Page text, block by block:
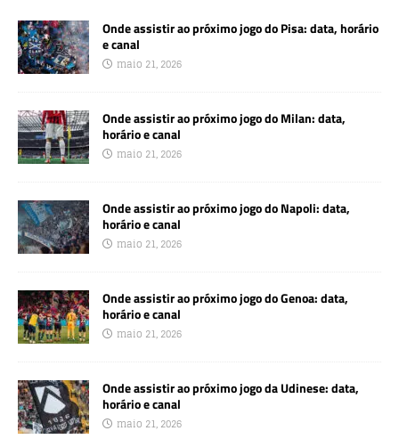
Onde assistir ao próximo jogo do Pisa: data, horário
e canal
maio 21, 2026
Onde assistir ao próximo jogo do Milan: data,
horário e canal
maio 21, 2026
Onde assistir ao próximo jogo do Napoli: data,
horário e canal
maio 21, 2026
Onde assistir ao próximo jogo do Genoa: data,
horário e canal
maio 21, 2026
Onde assistir ao próximo jogo da Udinese: data,
horário e canal
maio 21, 2026